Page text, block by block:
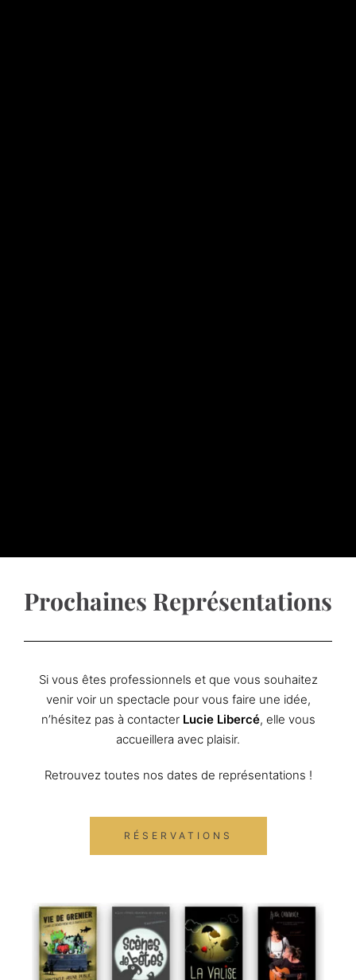
Prochaines Représentations
Si vous êtes professionnels et que vous souhaitez
venir voir un spectacle pour vous faire une idée,
n’hésitez pas à contacter Lucie Libercé, elle vous
accueillera avec plaisir.
Retrouvez toutes nos dates de représentations !
RÉSERVATIONS